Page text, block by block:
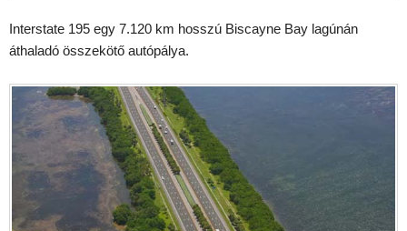
Interstate 195 egy 7.120 km hosszú Biscayne Bay lagúnán
áthaladó összekötő autópálya.